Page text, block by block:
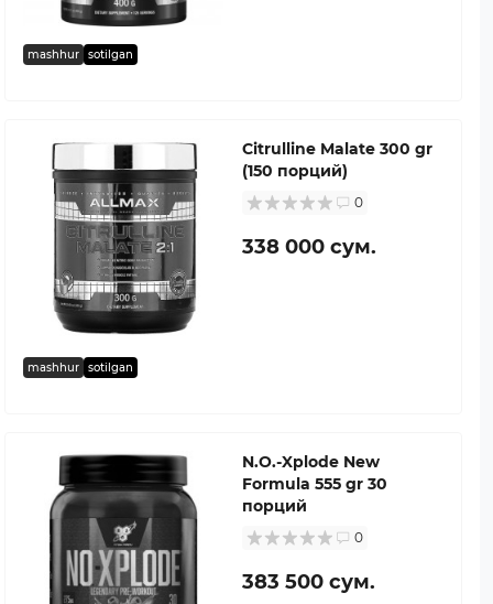
mashhur sotilgan
mashhur sotilgan
Citrulline Malate 300 gr
(150 порций)
0
338 000 сум.
N.O.-Xplode New
Formula 555 gr 30
порций
0
383 500 сум.